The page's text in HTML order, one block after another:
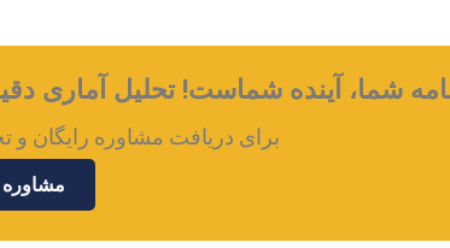
شما، آینده شماست! تحلیل آماری
برای دریافت مشاوره رایگان و